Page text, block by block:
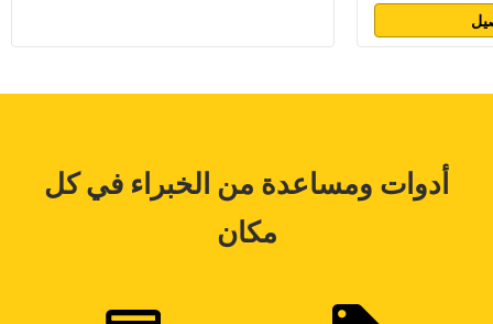
أدوات ومساعدة من الخبراء في كل
مكان